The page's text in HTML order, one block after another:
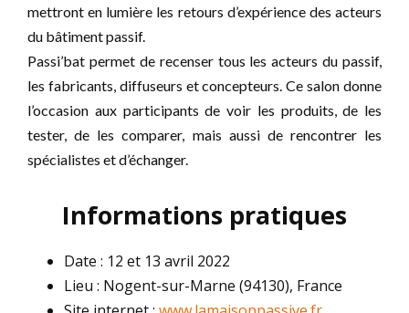
mettront en lumière les retours d’expérience des acteurs
du bâtiment passif.
Passi’bat permet de recenser tous les acteurs du passif,
les fabricants, diffuseurs et concepteurs. Ce salon donne
l’occasion aux participants de voir les produits, de les
tester, de les comparer, mais aussi de rencontrer les
spécialistes et d’échanger.
Informations pratiques
Date : 12 et 13 avril 2022
Lieu : Nogent-sur-Marne (94130), France